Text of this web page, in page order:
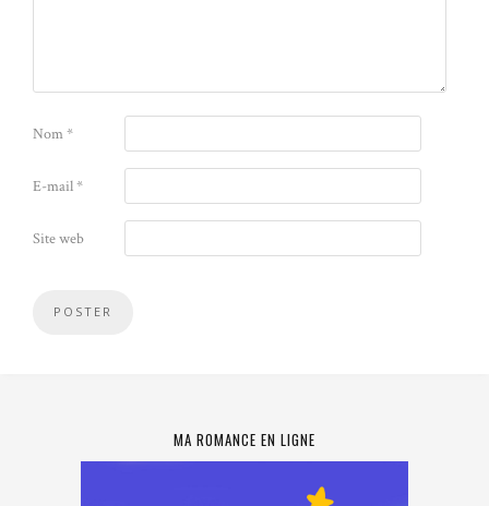
Nom*
E-mail*
Site web
MA ROMANCE EN LIGNE